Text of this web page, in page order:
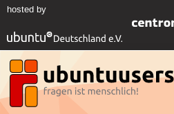
hosted by